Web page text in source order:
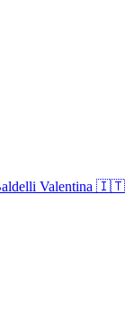
Valentina 🇮🇹